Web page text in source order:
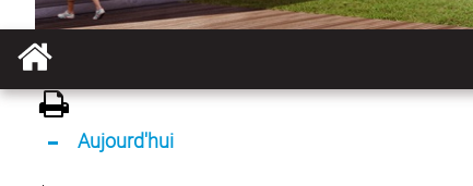
Aujourd'hui